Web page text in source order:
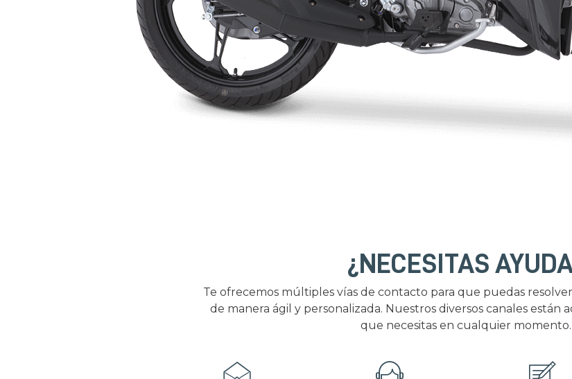
¿NECESITAS
Te ofrecemos múltiples vías de contacto para que puedas
de manera ágil y personalizada. Nuestros diversos canales están
que necesitas en cualquier momento.